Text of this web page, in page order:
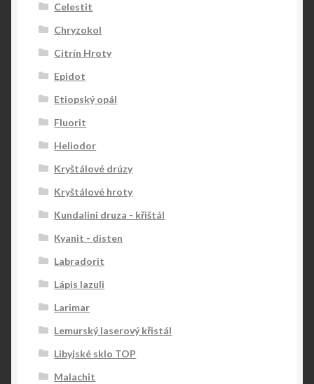
Celestit
Chryzokol
Citrín Hroty
Epidot
Etiopský opál
Fluorit
Heliodor
Kryštálové drúzy
Kryštálové hroty
Kundalini druza - křištál
Kyanit - disten
Labradorit
Lápis lazuli
Larimar
Lemurský laserový křistál
Libyjské sklo TOP
Malachit